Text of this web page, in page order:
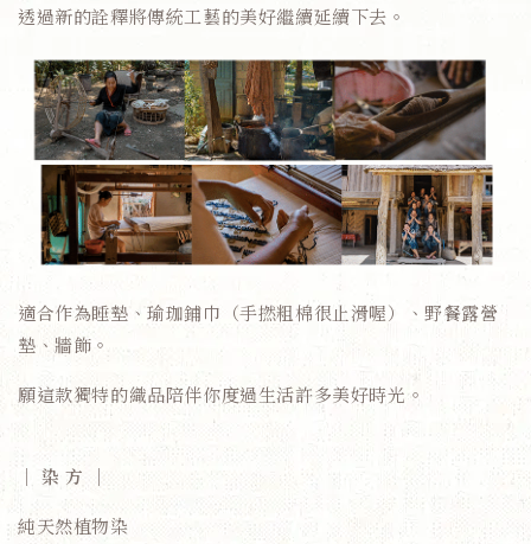
透過新的詮釋將傳統工藝的美好繼續延續下去。
適合作為睡墊、瑜珈鋪巾（手撚粗棉很止滑喔）、野餐露營
墊、牆飾。
願這款獨特的織品陪伴你度過生活許多美好時光。
｜ 染 方 ｜
純天然植物染